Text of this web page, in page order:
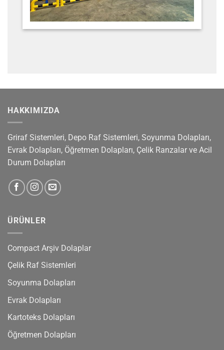
HAKKIMIZDA
Griraf Sistemleri, Depo Raf Sistemleri, Soyunma Dolapları,
Evrak Dolapları, Öğretmen Dolapları, Çelik Ranzalar ve Acil
Durum Dolapları
ÜRÜNLER
Compact Arşiv Dolaplar
Çelik Raf Sistemleri
Soyunma Dolapları
Evrak Dolapları
Kartoteks Dolapları
Öğretmen Dolapları